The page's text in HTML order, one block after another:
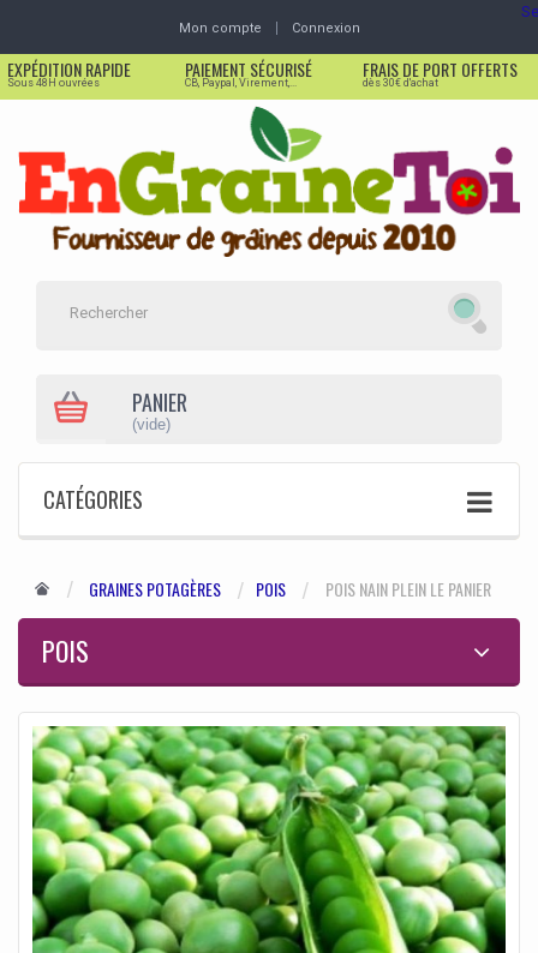
Mon compte Connexion
EXPÉDITION RAPIDE
Sous 48H ouvrées
PAIEMENT SÉCURISÉ
CB, Paypal, Virement,...
FRAIS DE PORT OFFERTS
dès 30€ d'achat
PANIER
(vide)
CATÉGORIES
GRAINES POTAGÈRES POIS POIS NAIN PLEIN LE PANIER
POIS